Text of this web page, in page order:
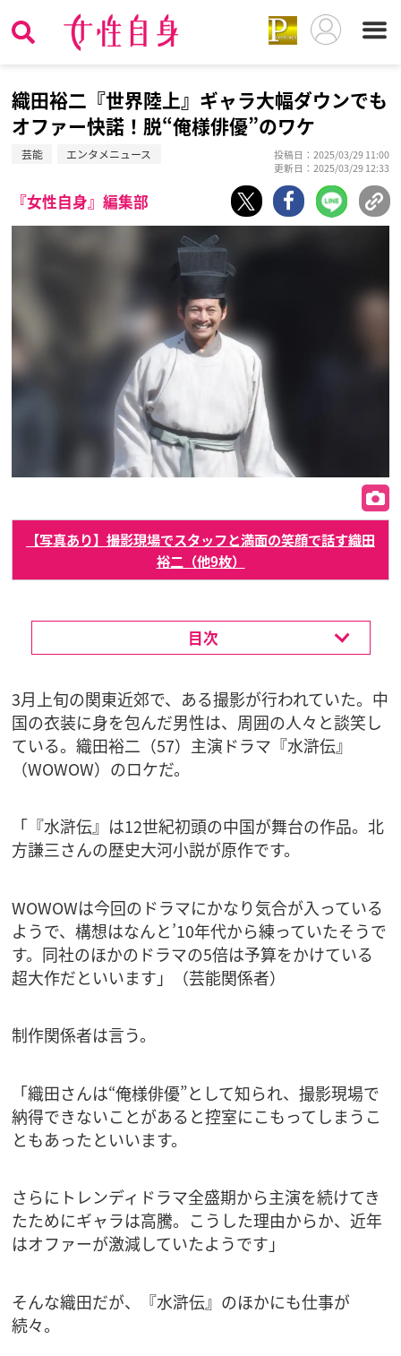
織田裕二『世界陸上』ギャラ大幅ダウンでも
オファー快諾！脱“俺様俳優”のワケ
芸能 エンタメニュース
投稿日：2025/03/29 11:00
更新日：2025/03/29 12:33
『女性自身』編集部
【写真あり】撮影現場でスタッフと満面の笑顔で話す織田
裕二（他9枚）
目次
3月上旬の関東近郊で、ある撮影が行われていた。中
国の衣装に身を包んだ男性は、周囲の人々と談笑し
ている。織田裕二（57）主演ドラマ『水滸伝』
（WOWOW）のロケだ。
「『水滸伝』は12世紀初頭の中国が舞台の作品。北
方謙三さんの歴史大河小説が原作です。
WOWOWは今回のドラマにかなり気合が入っている
ようで、構想はなんと’10年代から練っていたそうで
す。同社のほかのドラマの5倍は予算をかけている
超大作だといいます」（芸能関係者）
制作関係者は言う。
「織田さんは“俺様俳優”として知られ、撮影現場で
納得できないことがあると控室にこもってしまうこ
ともあったといいます。
さらにトレンディドラマ全盛期から主演を続けてき
たためにギャラは高騰。こうした理由からか、近年
はオファーが激減していたようです」
そんな織田だが、『水滸伝』のほかにも仕事が
続々。